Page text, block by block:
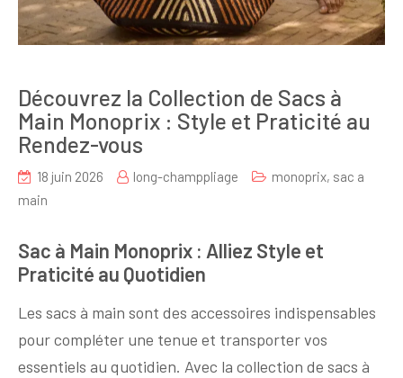
Découvrez la Collection de Sacs à
Main Monoprix : Style et Praticité au
Rendez-vous
18 juin 2026 long-champpliage monoprix, sac a
main
Sac à Main Monoprix : Alliez Style et
Praticité au Quotidien
Les sacs à main sont des accessoires indispensables
pour compléter une tenue et transporter vos
essentiels au quotidien. Avec la collection de sacs à